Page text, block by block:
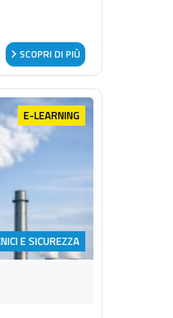
SCOPRI DI PIÙ
E-LEARNING
E SICUREZZA